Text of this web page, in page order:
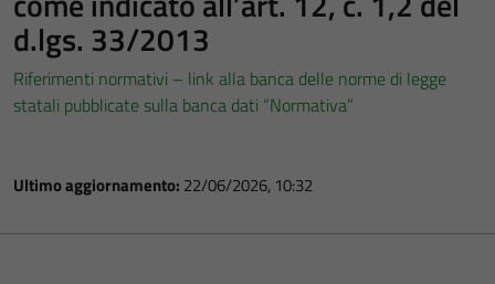
d.lgs. 33/2013
Riferimenti normativi – link alla banca delle norme di legge
statali pubblicate sulla banca dati “Normativa”
Ultimo aggiornamento: 22/06/2026, 10:32